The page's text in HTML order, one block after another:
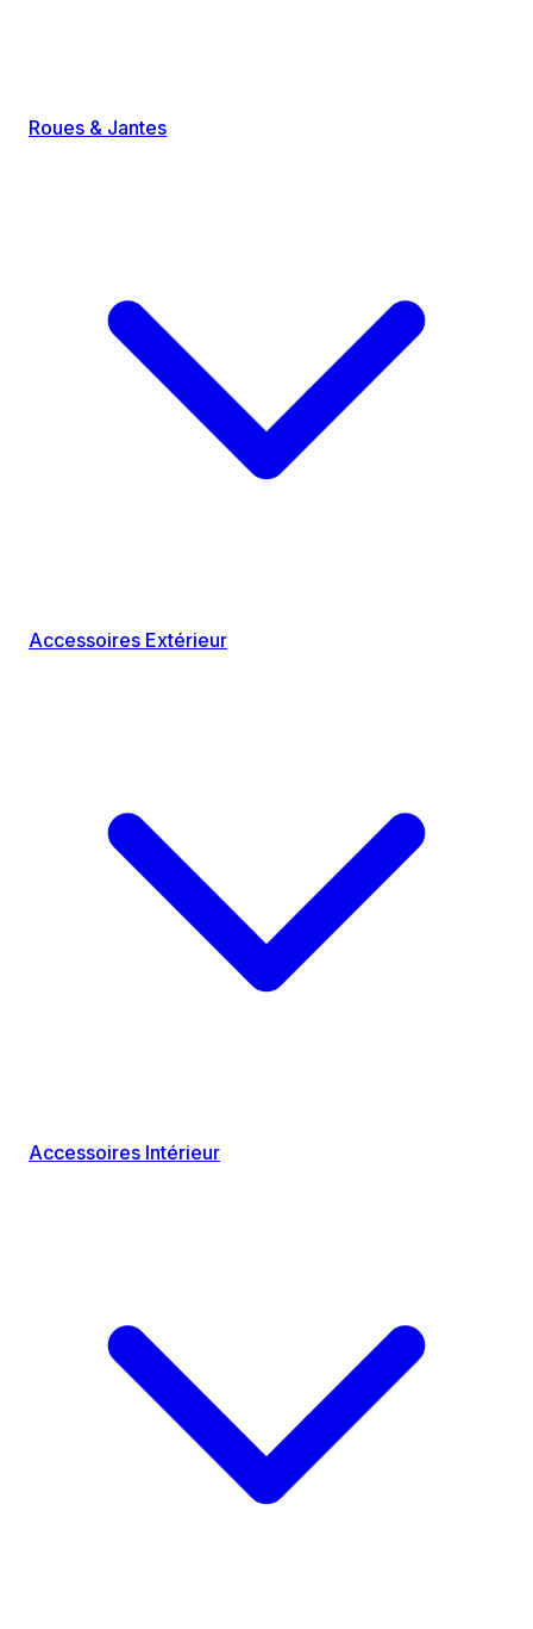
Roues & Jantes
Accessoires Extérieur
Accessoires Intérieur